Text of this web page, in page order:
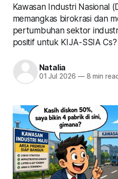
Kawasan Industri Nasional
memangkas birokrasi dan
pertumbuhan sektor
positif untuk KIJA-SSIA Cs?
Natalia
01 Jul 2026 —8 min read